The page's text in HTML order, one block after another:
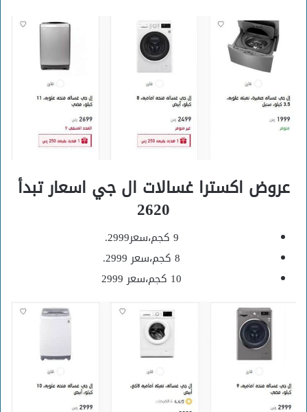
عروض اكسترا غسالات ال جي اسعار تبدأ
2620
9 كجم،سعر2999.
8 كجم،سعر 2999.
10 كجم،سعر 2999